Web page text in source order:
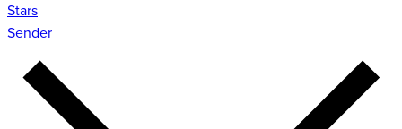
Stars
Sender